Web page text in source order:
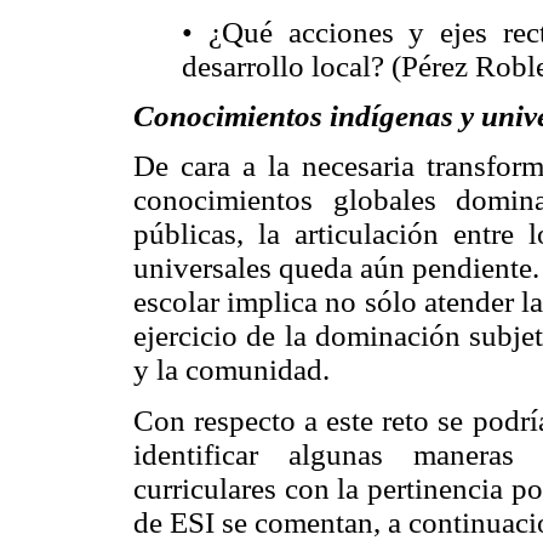
• ¿Qué acciones y ejes
desarrollo local? (Pérez
Conocimientos indígenas y
De cara a la necesaria
conocimientos globales
públicas, la articulación entre
universales queda aún
escolar implica no sólo atender
ejercicio de la dominación
y la comunidad.
Con respecto a este reto se
identificar algunas maneras
curriculares con la pertinencia
de ESI se comentan, a